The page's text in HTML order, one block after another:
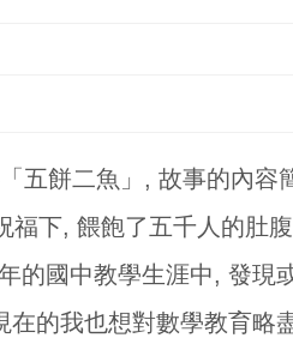
五餅二魚」, 故事的內容
下, 餵飽了五千人的肚
的國中教學生涯中, 發
的我也想對數學教育略